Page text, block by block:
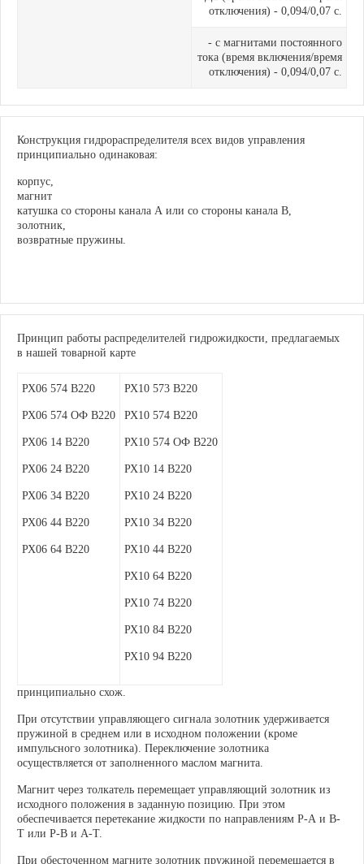
отключения) - 0,094/0,07 с.
- с магнитами постоянного
тока (время включения/время
отключения) - 0,094/0,07 с.
Конструкция гидрораспределителя всех видов управления
принципиально одинаковая:
корпус,
магнит
катушка со стороны канала А или со стороны канала В,
золотник,
возвратные пружины.
Принцип работы распределителей гидрожидкости, предлагаемых
в нашей товарной карте
РХ06 574 В220
РХ06 574 ОФ В220
РХ06 14 В220
РХ06 24 В220
РХ06 34 В220
РХ06 44 В220
РХ06 64 В220
РХ10 573 В220
РХ10 574 В220
РХ10 574 ОФ В220
РХ10 14 В220
РХ10 24 В220
РХ10 34 В220
РХ10 44 В220
РХ10 64 В220
РХ10 74 В220
РХ10 84 В220
РХ10 94 В220
принципиально схож.
При отсутствии управляющего сигнала золотник удерживается
пружиной в среднем или в исходном положении (кроме
импульсного золотника). Переключение золотника
осуществляется от заполненного маслом магнита.
Магнит через толкатель перемещает управляющий золотник из
исходного положения в заданную позицию. При этом
обеспечивается перетекание жидкости по направлениям Р-А и В-
Т или Р-В и А-Т.
При обесточенном магните золотник пружиной перемещается в